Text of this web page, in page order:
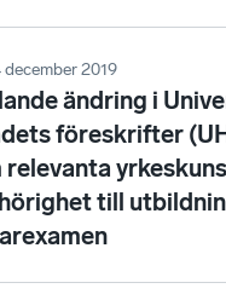
2019
ändring i
föreskrifter
relevanta
till